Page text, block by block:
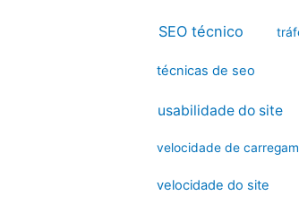
SEO técnico
técnicas de seo
usabilidade do site
velocidade de
velocidade do site